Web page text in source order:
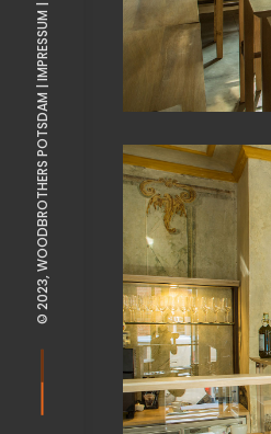
© 2023, WOODBROTHERS POTSDAM |
IMPRESSUM |